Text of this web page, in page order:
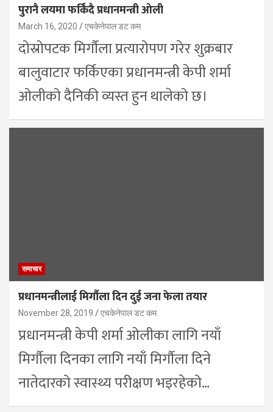
पुरानै लयमा फर्किंदै प्रधानमन्त्री ओली
March 16, 2020 एचकेनेपाल डट कम
दोस्रोपटक मिर्गौला प्रत्यारोपण गरेर शुक्रबार
बालुवाटार फर्किएका प्रधानमन्त्री केपी शर्मा
ओलीको दैनिकी व्यस्त हुन थालेको छ।
समाचार
प्रधानमन्त्रीलाई मिर्गौला दिन दुई जना फेला तयार
November 28, 2019 एचकेनेपाल डट कम
प्रधानमन्त्री केपी शर्मा ओलीका लागि नयाँ
मिर्गौला दिनका लागि नयाँ मिर्गौला दिने
नातेदारको स्वास्थ्य परीक्षण भइरहेको…